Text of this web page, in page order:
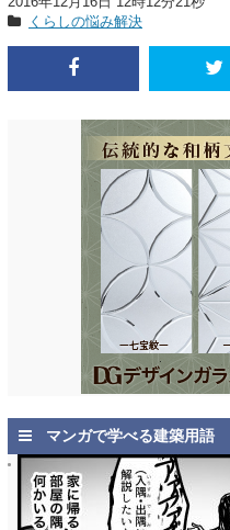
くらしの悩み解決
マンガで学べる建築用語